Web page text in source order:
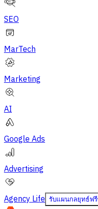
SEO
MarTech
Marketing
AI
Google Ads
Advertising
Agency Life รับแผนกลยุทธ์ฟรี